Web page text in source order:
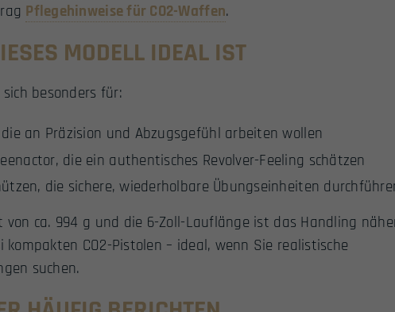
Pflegehinweise für CO2-Waffen.
MODELL IDEAL IST
besonders für:
an Präzision und Abzugsgefühl arbeiten wollen
die ein authentisches Revolver-Feeling schätzen
die sichere, wiederholbare Übungseinheiten
von ca. 994 g und die 6-Zoll-Lauflänge ist das Handling
kompakten CO2-Pistolen – ideal, wenn Sie realistische
suchen.